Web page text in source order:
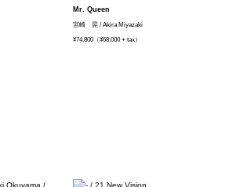
Mr. Queen
宮崎 晃 / Akira Miyazaki
¥74,800（¥68,000 + tax）